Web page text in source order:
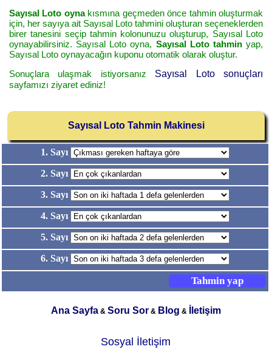
Sayısal Loto oynakısmına geçmeden önce tahmin oluşturmak
için, her sayıya ait Sayısal Loto tahmini oluşturan seçeneklerden
birer tanesini seçip tahmin kolonunuzu oluşturup, Sayısal Loto
oynayabilirsiniz. Sayısal Loto oyna, Sayısal Loto tahminyap,
Sayısal Loto oynayacağın kuponu otomatik olarak oluştur.
Sonuçlara ulaşmak istiyorsanız Sayısal Loto sonuçları
sayfamızı ziyaret ediniz!
Sayısal Loto Tahmin Makinesi
1. Sayı
2. Sayı
3. Sayı
4. Sayı
5. Sayı
6. Sayı
Ana Sayfa& Soru Sor& Blog & İletişim
Sosyal İletişim